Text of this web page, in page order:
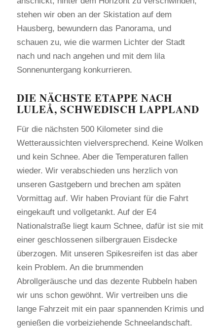
stehen wir oben an der Skistation auf dem
Hausberg, bewundern das Panorama, und
schauen zu, wie die warmen Lichter der Stadt
nach und nach angehen und mit dem lila
Sonnenuntergang konkurrieren.
​DIE NÄCHSTE ETAPPE NACH
LULEÅ, SCHWEDISCH LAPPLAND
Für die nächsten 500 Kilometer sind die
Wetteraussichten vielversprechend. Keine Wolken
und kein Schnee. Aber die Temperaturen fallen
wieder. Wir verabschieden uns herzlich von
unseren Gastgebern und brechen am späten
Vormittag auf. Wir haben Proviant für die Fahrt
eingekauft und vollgetankt. Auf der E4
Nationalstraße liegt kaum Schnee, dafür ist sie mit
einer geschlossenen silbergrauen Eisdecke
überzogen. Mit unseren Spikesreifen ist das aber
kein Problem. An die brummenden
Abrollgeräusche und das dezente Rubbeln haben
wir uns schon gewöhnt. Wir vertreiben uns die
lange Fahrzeit mit ein paar spannenden Krimis und
genießen die vorbeiziehende Schneelandschaft.